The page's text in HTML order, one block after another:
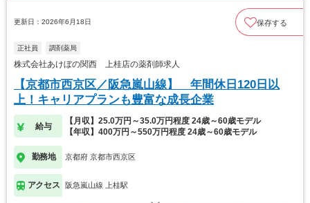
更新日：2026年6月18日 保存する
正社員 調剤薬局
株式会社あけぼの関西 上桂店の薬剤師求人
【京都市西京区／阪急嵐山線】 年間休日120日以
上！キャリアプランも豊富な成長企業
給与
【月収】25.0万円～35.0万円程度 24歳～60歳モデル
【年収】400万円～550万円程度 24歳～60歳モデル
勤務地 京都府 京都市西京区
アクセス 阪急嵐山線 上桂駅